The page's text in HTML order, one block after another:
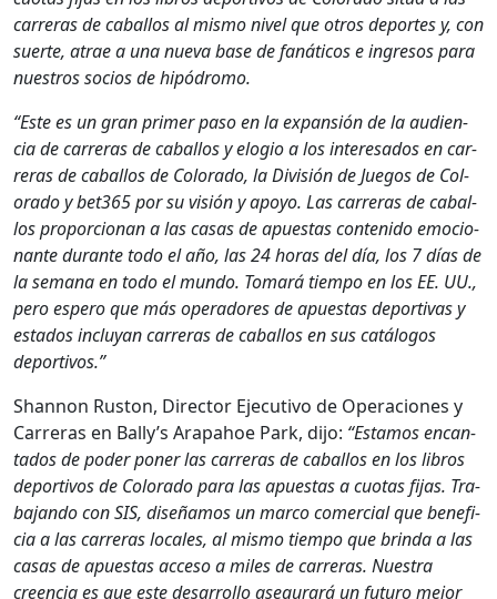
car­reras de cabal­los al mis­mo niv­el que otros deportes y, con
suerte, atrae a una nue­va base de fanáti­cos e ingre­sos para
nue­stros socios de hipó­dro­mo.
“Este es un gran primer paso en la expan­sión de la audi­en­
cia de car­reras de cabal­los y elo­gio a los intere­sa­dos en car­
reras de cabal­los de Col­orado, la División de Jue­gos de Col­
orado y bet365 por su visión y apoyo. Las car­reras de cabal­
los pro­por­cio­nan a las casas de apues­tas con­tenido emo­cio­
nante durante todo el año, las 24 horas del día, los 7 días de
la sem­ana en todo el mun­do. Tomará tiem­po en los EE. UU.,
pero espero que más oper­adores de apues­tas deporti­vas y
esta­dos incluyan car­reras de cabal­los en sus catál­o­gos
deportivos.”
Shan­non Rus­ton, Direc­tor Ejec­u­ti­vo de Opera­ciones y
Car­reras en Bal­ly’s Ara­pa­hoe Park, dijo: “Esta­mos encan­
ta­dos de poder pon­er las car­reras de cabal­los en los libros
deportivos de Col­orado para las apues­tas a cuo­tas fijas. Tra­
ba­jan­do con SIS, dis­eñamos un mar­co com­er­cial que ben­e­fi­
cia a las car­reras locales, al mis­mo tiem­po que brin­da a las
casas de apues­tas acce­so a miles de car­reras. Nues­tra
creen­cia es que este desar­rol­lo ase­gu­rará un futuro mejor